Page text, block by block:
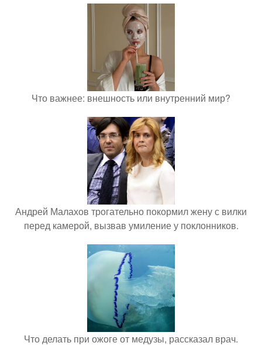
Что важнее: внешность или внутренний мир?
Андрей Малахов трогательно покормил жену с вилки
перед камерой, вызвав умиление у поклонников.
Что делать при ожоге от медузы, рассказал врач.